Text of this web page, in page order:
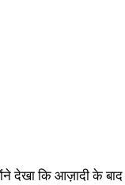
देखा कि आज़ादी के बाद